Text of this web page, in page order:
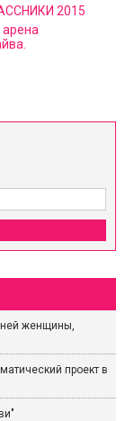
2015
женщины,
проект в